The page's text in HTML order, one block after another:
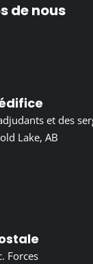
de nous
et des
Lake, AB
Forces